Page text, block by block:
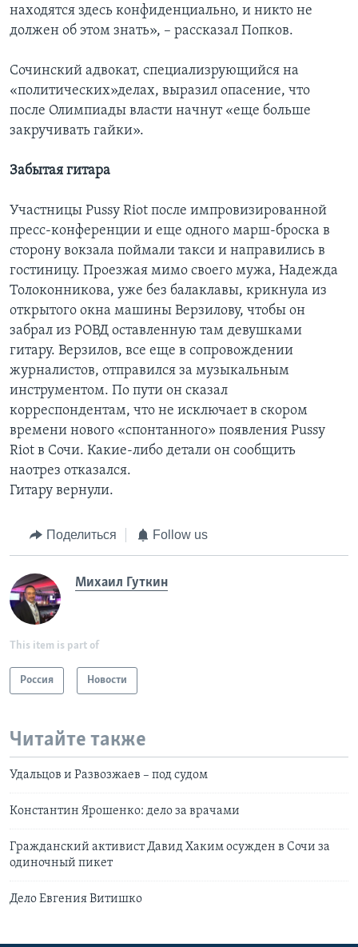
находятся здесь конфиденциально, и никто не
должен об этом знать», – рассказал Попков.
Сочинский адвокат, специализрующийся на
«политических»делах, выразил опасение, что
после Олимпиады власти начнут «еще больше
закручивать гайки».
Забытая гитара
Участницы Pussy Riot после импровизированной
пресс-конференции и еще одного марш-броска в
сторону вокзала поймали такси и направились в
гостиницу. Проезжая мимо своего мужа, Надежда
Толоконникова, уже без балаклавы, крикнула из
открытого окна машины Верзилову, чтобы он
забрал из РОВД оставленную там девушками
гитару. Верзилов, все еще в сопровождении
журналистов, отправился за музыкальным
инструментом. По пути он сказал
корреспондентам, что не исключает в скором
времени нового «спонтанного» появления Pussy
Riot в Сочи. Какие-либо детали он сообщить
наотрез отказался.
Гитару вернули.
Поделиться Follow us
Михаил Гуткин
This item is part of
Россия Новости
Читайте также
Удальцов и Развозжаев – под судом
Константин Ярошенко: дело за врачами
Гражданский активист Давид Хаким осужден в Сочи за
одиночный пикет
Дело Евгения Витишко